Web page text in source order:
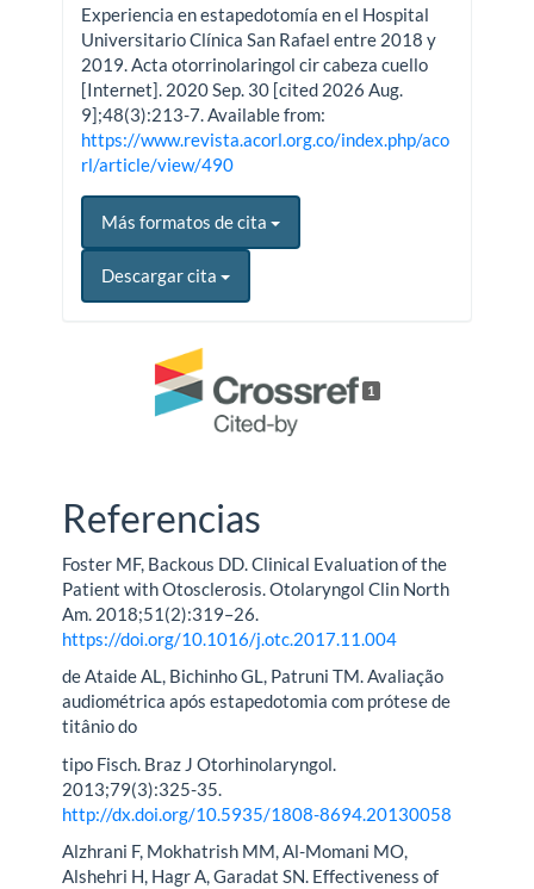
Experiencia en estapedotomía en el Hospital
Universitario Clínica San Rafael entre 2018 y
2019. Acta otorrinolaringol cir cabeza cuello
[Internet]. 2020 Sep. 30 [cited 2026 Aug.
9];48(3):213-7. Available from:
https://www.revista.acorl.org.co/index.php/aco
rl/article/view/490
Más formatos de cita
Descargar cita
1
Referencias
Foster MF, Backous DD. Clinical Evaluation of the
Patient with Otosclerosis. Otolaryngol Clin North
Am. 2018;51(2):319–26.
https://doi.org/10.1016/j.otc.2017.11.004
de Ataide AL, Bichinho GL, Patruni TM. Avaliação
audiométrica após estapedotomia com prótese de
titânio do
tipo Fisch. Braz J Otorhinolaryngol.
2013;79(3):325-35.
http://dx.doi.org/10.5935/1808-8694.20130058
Alzhrani F, Mokhatrish MM, Al-Momani MO,
Alshehri H, Hagr A, Garadat SN. Effectiveness of